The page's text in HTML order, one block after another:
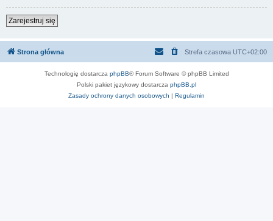
Zarejestruj się
Strona główna Strefa czasowa UTC+02:00
Technologię dostarcza phpBB® Forum Software © phpBB Limited
Polski pakiet językowy dostarcza phpBB.pl
Zasady ochrony danych osobowych | Regulamin